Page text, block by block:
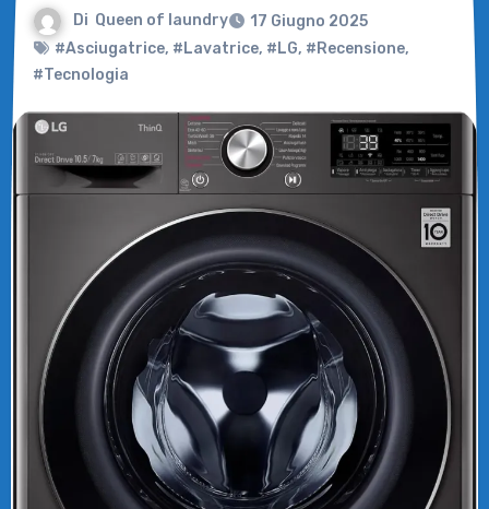
Di Queen of laundry
17 Giugno 2025
#Asciugatrice, #Lavatrice, #LG, #Recensione,
#Tecnologia